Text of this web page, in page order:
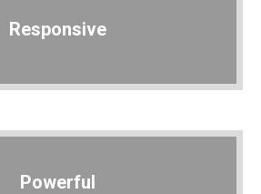
Responsive
Powerful